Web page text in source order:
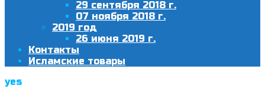
29 сентября 2018 г.
07 ноября 2018 г.
2019 год
26 июня 2019 г.
Контакты
Исламские товары
yes